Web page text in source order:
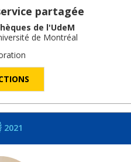
partagée
de l'UdeM
de Montréal
2021